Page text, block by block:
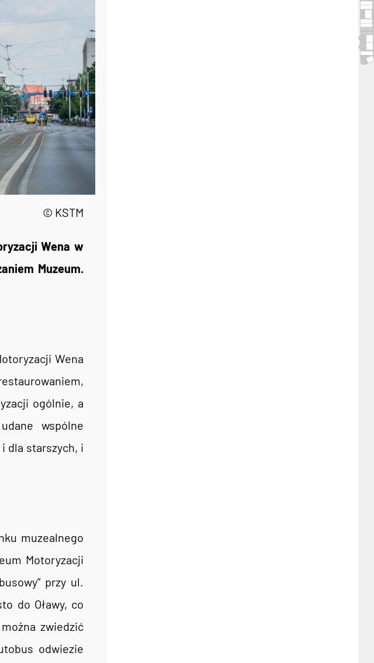
© KSTM
Wena w
Muzeum.
Wena
ogólnie, a
wspólne
dla starszych, i
muzealnego
Motoryzacji
przy ul.
do Oławy, co
zwiedzić
odwiezie